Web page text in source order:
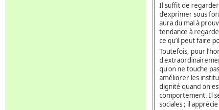
Il suffit de regarder
d’exprimer sous
aura du mal à
tendance à
ce qu’il peut faire
Toutefois, pour
qu'on ne touche
améliorer les
dignité quand on
comportement. Il
sociales ; il